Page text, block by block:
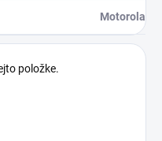
Motorola
položke.